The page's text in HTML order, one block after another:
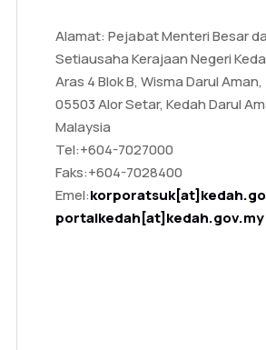
Alamat: Pejabat Menteri Besar
Setiausaha Kerajaan Negeri
Aras 4 Blok B, Wisma Darul Aman,
05503 Alor Setar, Kedah Darul
Malaysia
Tel:+604-7027000
Faks:+604-7028400
Emel:
portalkedah[at]kedah.gov.my